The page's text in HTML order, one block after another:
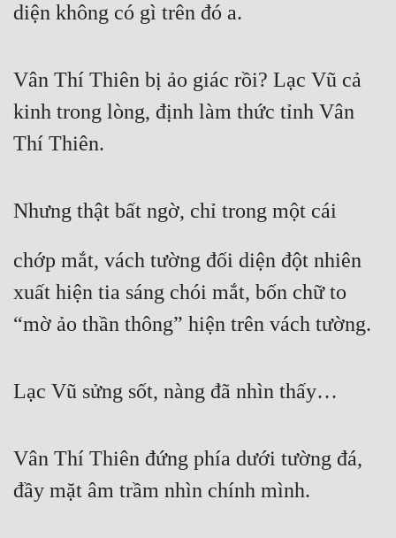
diện không có gì trên đó a.
Vân Thí Thiên bị ảo giác rồi? Lạc Vũ cả
kinh trong lòng, định làm thức tỉnh Vân
Thí Thiên.
Nhưng thật bất ngờ, chỉ trong một cái
chớp mắt, vách tường đối diện đột nhiên
xuất hiện tia sáng chói mắt, bốn chữ to
“mờ ảo thần thông” hiện trên vách tường.
Lạc Vũ sửng sốt, nàng đã nhìn thấy…
Vân Thí Thiên đứng phía dưới tường đá,
đầy mặt âm trầm nhìn chính mình.